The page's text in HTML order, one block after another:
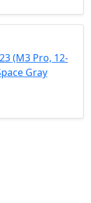
(M3 Pro, 12-
Gray